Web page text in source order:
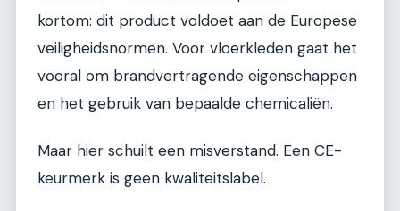
kortom: dit product voldoet aan de Europese
veiligheidsnormen. Voor vloerkleden gaat het
vooral om brandvertragende eigenschappen
en het gebruik van bepaalde chemicaliën.
Maar hier schuilt een misverstand. Een CE-
keurmerk is geen kwaliteitslabel.